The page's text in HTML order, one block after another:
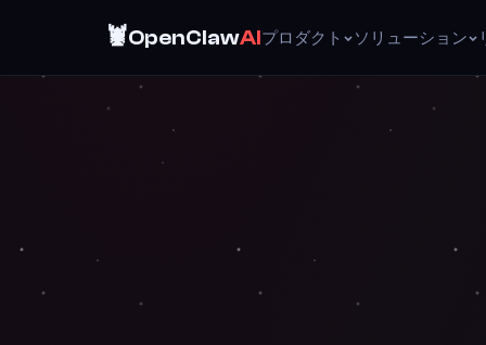
🦞OpenClawAIプロダクト ソリューション